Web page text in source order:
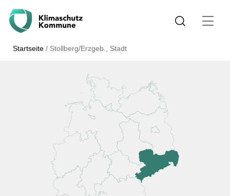
Startseite / Stollberg/Erzgeb., Stadt